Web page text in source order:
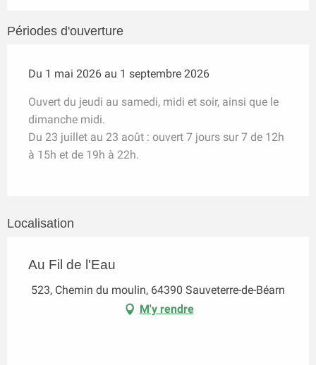
Périodes d'ouverture
Du 1 mai 2026 au 1 septembre 2026
Ouvert du jeudi au samedi, midi et soir, ainsi que le
dimanche midi.
Du 23 juillet au 23 août : ouvert 7 jours sur 7 de 12h
à 15h et de 19h à 22h.
Localisation
Au Fil de l'Eau
523, Chemin du moulin, 64390 Sauveterre-de-Béarn
M'y rendre